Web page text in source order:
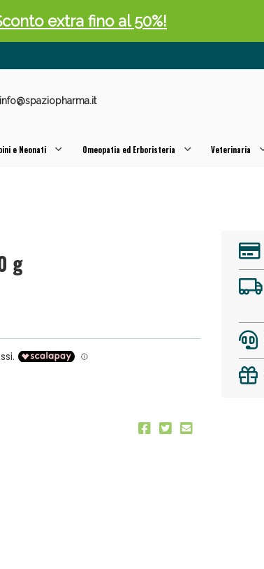
info@spaziopharma.it
e Neonati Omeopatia ed Erboristeria Veterinaria
g
extra fino al 50%!
al 40% valido oggi!
al 40% valido oggi!